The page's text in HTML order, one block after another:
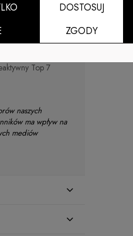
Po
Top 7
naszych
ma wpływ na
mediów
DOSTOSUJ
ZGODY